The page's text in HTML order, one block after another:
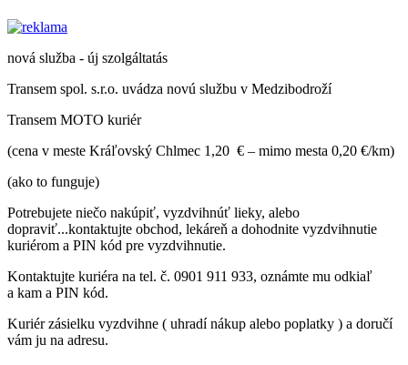
nová služba - új szolgáltatás
Transem spol. s.r.o. uvádza novú službu v Medzibodroží
Transem MOTO kuriér
(cena v meste Kráľovský Chlmec 1,20 € – mimo mesta 0,20 €/km)
(ako to funguje)
Potrebujete niečo nakúpiť, vyzdvihnúť lieky, alebo
dopraviť...kontaktujte obchod, lekáreň a dohodnite vyzdvihnutie
kuriérom a PIN kód pre vyzdvihnutie.
Kontaktujte kuriéra na tel. č. 0901 911 933, oznámte mu odkiaľ
a kam a PIN kód.
Kuriér zásielku vyzdvihne ( uhradí nákup alebo poplatky ) a doručí
vám ju na adresu.